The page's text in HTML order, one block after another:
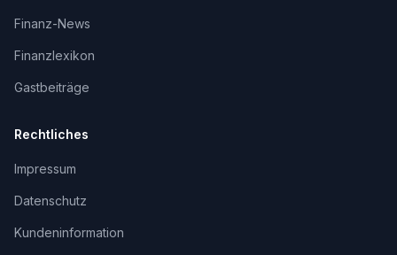
Finanz-News
Finanzlexikon
Gastbeiträge
Rechtliches
Impressum
Datenschutz
Kundeninformation